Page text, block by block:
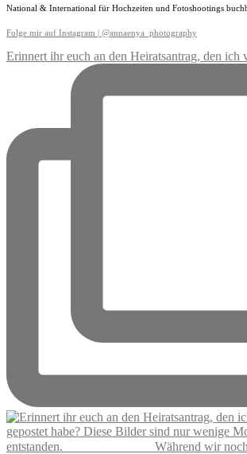
National & International für Hochzeiten und Fotoshootings
Folge mir auf Instagram | @annaenya_photography
Erinnert ihr euch an den Heiratsantrag, den ich